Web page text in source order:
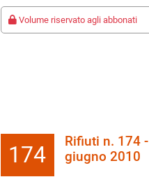
Volume riservato agli abbonati
174
Rifiuti n. 174 -
giugno 2010